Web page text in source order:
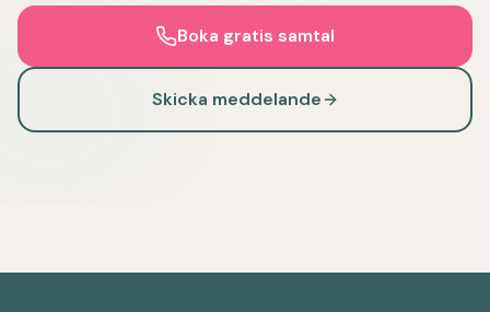
Boka gratis samtal
Skicka meddelande